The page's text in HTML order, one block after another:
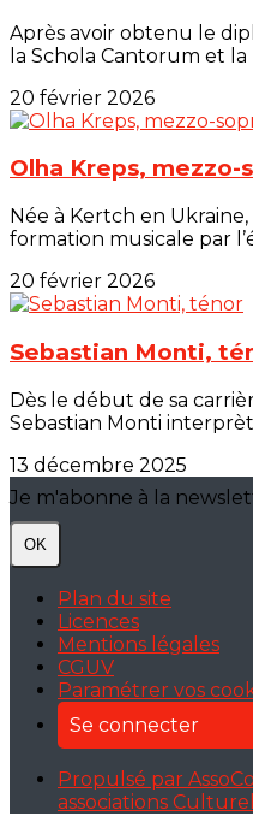
Après avoir obtenu le
la Schola Cantorum et la
20 février 2026
Olha Kreps, mezzo-
Née à Kertch en
formation musicale par
20 février 2026
Sebastian Monti,
Dès le début de sa
Sebastian Monti
13 décembre 2025
Je m'abonne à la
OK
Plan du site
Licences
Mentions légales
CGUV
Paramétrer vos
Se connecter
Propulsé par
associations